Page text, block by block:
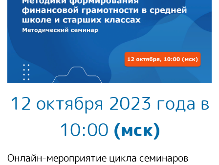
12 октября 2023 года в
10:00 (мск)
Онлайн-мероприятие цикла семинаров